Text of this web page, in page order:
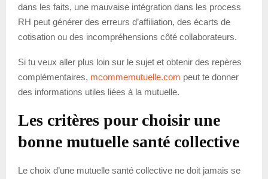
dans les faits, une mauvaise intégration dans les process
RH peut générer des erreurs d’affiliation, des écarts de
cotisation ou des incompréhensions côté collaborateurs.
Si tu veux aller plus loin sur le sujet et obtenir des repères
complémentaires, mcommemutuelle.com peut te donner
des informations utiles liées à la mutuelle.
Les critères pour choisir une
bonne mutuelle santé collective
Le choix d’une mutuelle santé collective ne doit jamais se